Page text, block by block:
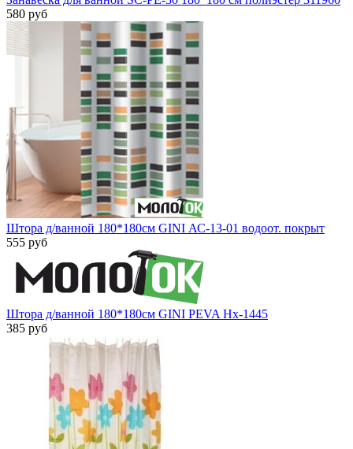
580 руб
Штора д/ванной 180*180см GINI АС-13-01 водоот. покрыт
555 руб
Штора д/ванной 180*180см GINI PEVA Нх-1445
385 руб